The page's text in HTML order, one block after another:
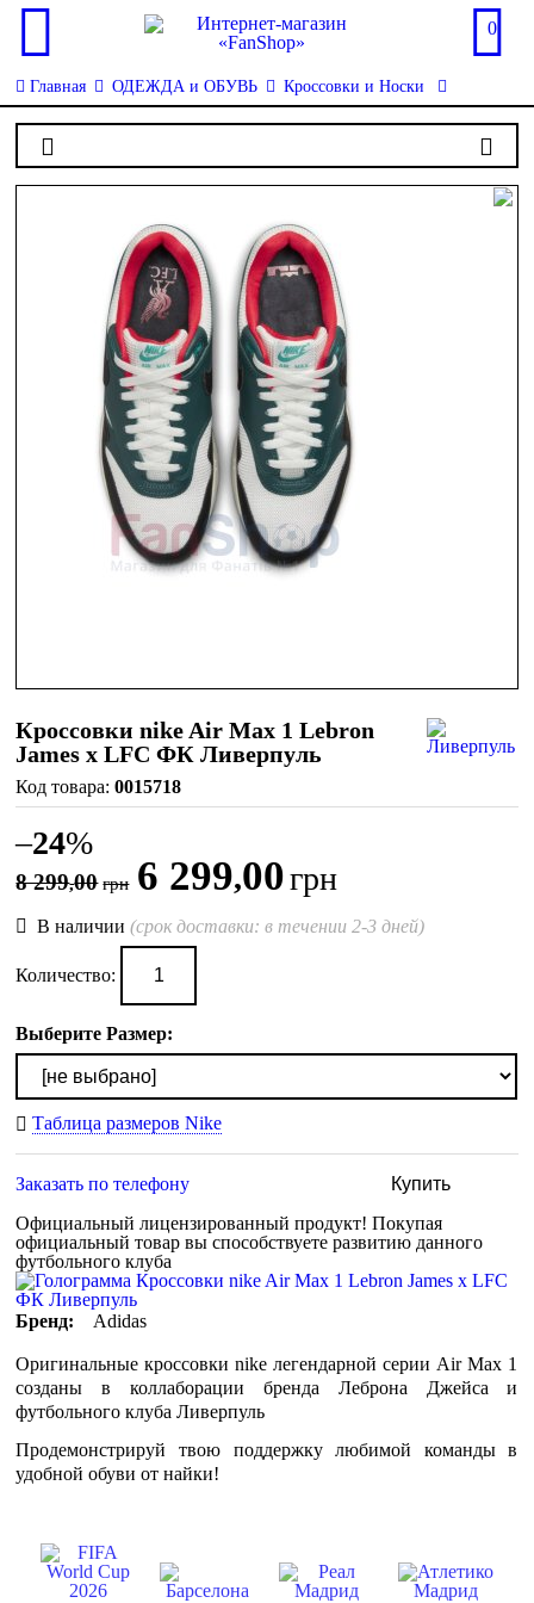
0
Главная ОДЕЖДА и ОБУВЬ Кроссовки и Носки
Кроссовки nike Air Max 1 Lebron
James x LFC ФК Ливерпуль
0015718
–24%
8 299,00 грн 6 299,00грн
В наличии(срок доставки: в течении 2-3 дней)
Количество:
Выберите Размер:
Таблица размеров Nike
Заказать по телефону
Купить
Официальный лицензированный продукт!Покупая
официальный товар вы способствуете развитию данного
футбольного клуба
Бренд: Adidas
Оригинальные кроссовки nike легендарной серии Air Max 1
созданы в коллаборации бренда Леброна Джейса и
футбольного клуба Ливерпуль
Продемонстрируй твою поддержку любимой команды в
удобной обуви от найки!